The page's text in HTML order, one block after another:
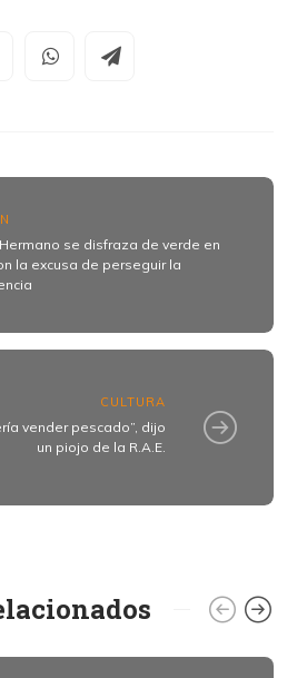
Hermano se disfraza de verde en
la excusa de perseguir la
CULTURA
vender pescado”, dijo
un piojo de la R.A.E.